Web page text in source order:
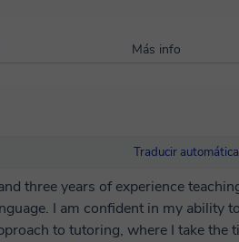
Más info
Traducir
three years of experience
I am confident in my ability
to tutoring, where I take the